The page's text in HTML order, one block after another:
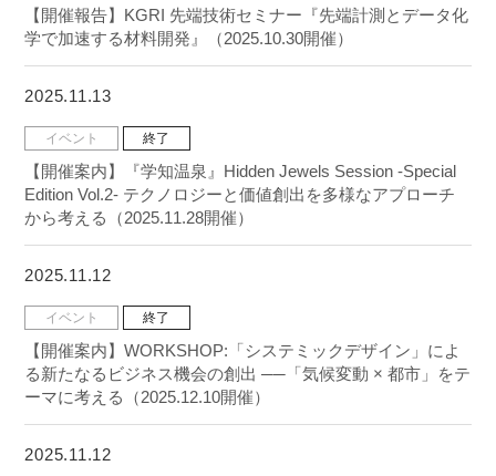
【開催報告】KGRI 先端技術セミナー『先端計測とデータ化
学で加速する材料開発』（2025.10.30開催）
2025.11.13
イベント 終了
【開催案内】『学知温泉』Hidden Jewels Session -Special
Edition Vol.2- テクノロジーと価値創出を多様なアプローチ
から考える（2025.11.28開催）
2025.11.12
イベント 終了
【開催案内】WORKSHOP:「システミックデザイン」によ
る新たなるビジネス機会の創出 ──「気候変動 × 都市」をテ
ーマに考える（2025.12.10開催）
2025.11.12